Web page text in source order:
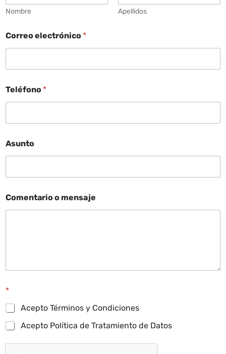
Nombre Apellidos
Correo electrónico *
Teléfono *
Asunto
Comentario o mensaje
*
Acepto Términos y Condiciones
Acepto Política de Tratamiento de Datos